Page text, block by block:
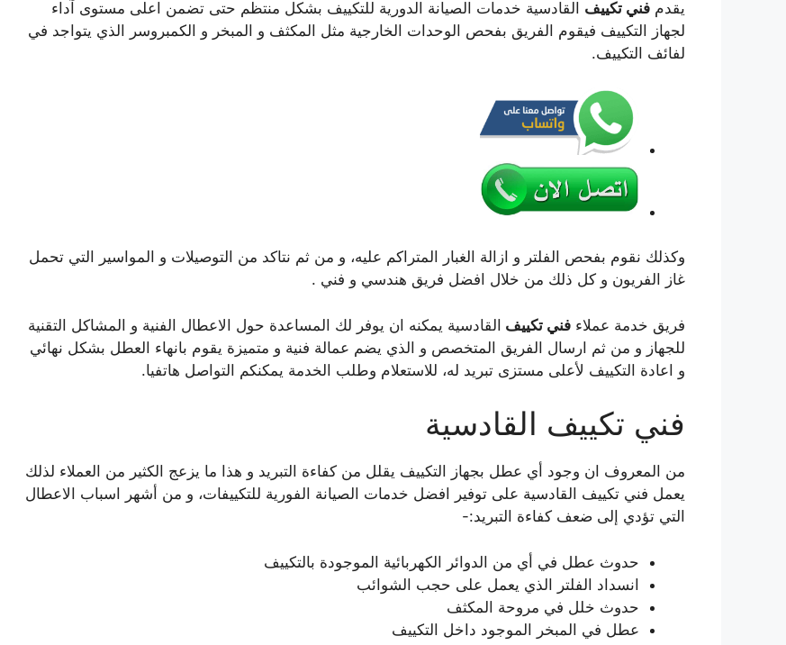
يقدم فني تكييف القادسية خدمات الصيانة الدورية للتكييف بشكل منتظم حتى تضمن اعلى مستوى آداء
لجهاز التكييف فيقوم الفريق بفحص الوحدات الخارجية مثل المكثف و المبخر و الكمبروسر الذي يتواجد في
لفائف التكييف.
وكذلك نقوم بفحص الفلتر و ازالة الغبار المتراكم عليه، و من ثم نتاكد من التوصيلات و المواسير التي تحمل
غاز الفريون و كل ذلك من خلال افضل فريق هندسي و فني .
فريق خدمة عملاء فني تكييف القادسية يمكنه ان يوفر لك المساعدة حول الاعطال الفنية و المشاكل التقنية
للجهاز و من ثم ارسال الفريق المتخصص و الذي يضم عمالة فنية و متميزة يقوم بانهاء العطل بشكل نهائي
و اعادة التكييف لأعلى مستزى تبريد له، للاستعلام وطلب الخدمة يمكنكم التواصل هاتفيا.
فني تكييف القادسية
من المعروف ان وجود أي عطل بجهاز التكييف يقلل من كفاءة التبريد و هذا ما يزعج الكثير من العملاء لذلك
يعمل فني تكييف القادسية على توفير افضل خدمات الصيانة الفورية للتكييفات، و من أشهر اسباب الاعطال
التي تؤدي إلى ضعف كفاءة التبريد:-
حدوث عطل في أي من الدوائر الكهربائية الموجودة بالتكييف
انسداد الفلتر الذي يعمل على حجب الشوائب
حدوث خلل في مروحة المكثف
عطل في المبخر الموجود داخل التكييف